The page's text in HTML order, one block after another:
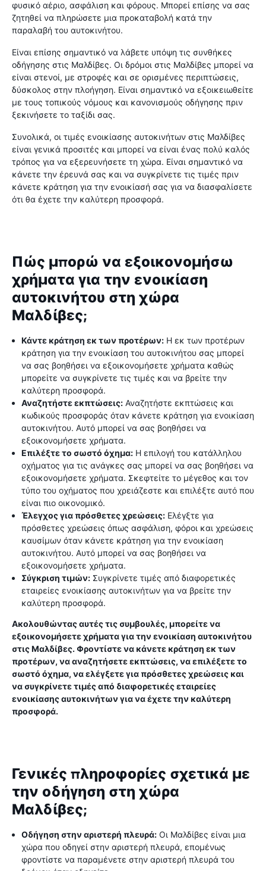
φυσικό αέριο, ασφάλιση και φόρους. Μπορεί επίσης να σας
ζητηθεί να πληρώσετε μια προκαταβολή κατά την
παραλαβή του αυτοκινήτου.
Είναι επίσης σημαντικό να λάβετε υπόψη τις συνθήκες
οδήγησης στις Μαλδίβες. Οι δρόμοι στις Μαλδίβες μπορεί να
είναι στενοί, με στροφές και σε ορισμένες περιπτώσεις,
δύσκολος στην πλοήγηση. Είναι σημαντικό να εξοικειωθείτε
με τους τοπικούς νόμους και κανονισμούς οδήγησης πριν
ξεκινήσετε το ταξίδι σας.
Συνολικά, οι τιμές ενοικίασης αυτοκινήτων στις Μαλδίβες
είναι γενικά προσιτές και μπορεί να είναι ένας πολύ καλός
τρόπος για να εξερευνήσετε τη χώρα. Είναι σημαντικό να
κάνετε την έρευνά σας και να συγκρίνετε τις τιμές πριν
κάνετε κράτηση για την ενοικίασή σας για να διασφαλίσετε
ότι θα έχετε την καλύτερη προσφορά.
Πώς μπορώ να εξοικονομήσω
χρήματα για την ενοικίαση
αυτοκινήτου στη χώρα
Μαλδίβες;
Κάντε κράτηση εκ των προτέρων: Η εκ των προτέρων
κράτηση για την ενοικίαση του αυτοκινήτου σας μπορεί
να σας βοηθήσει να εξοικονομήσετε χρήματα καθώς
μπορείτε να συγκρίνετε τις τιμές και να βρείτε την
καλύτερη προσφορά.
Αναζητήστε εκπτώσεις: Αναζητήστε εκπτώσεις και
κωδικούς προσφοράς όταν κάνετε κράτηση για ενοικίαση
αυτοκινήτου. Αυτό μπορεί να σας βοηθήσει να
εξοικονομήσετε χρήματα.
Επιλέξτε το σωστό όχημα: Η επιλογή του κατάλληλου
οχήματος για τις ανάγκες σας μπορεί να σας βοηθήσει να
εξοικονομήσετε χρήματα. Σκεφτείτε το μέγεθος και τον
τύπο του οχήματος που χρειάζεστε και επιλέξτε αυτό που
είναι πιο οικονομικό.
Έλεγχος για πρόσθετες χρεώσεις: Ελέγξτε για
πρόσθετες χρεώσεις όπως ασφάλιση, φόροι και χρεώσεις
καυσίμων όταν κάνετε κράτηση για την ενοικίαση
αυτοκινήτου. Αυτό μπορεί να σας βοηθήσει να
εξοικονομήσετε χρήματα.
Σύγκριση τιμών: Συγκρίνετε τιμές από διαφορετικές
εταιρείες ενοικίασης αυτοκινήτων για να βρείτε την
καλύτερη προσφορά.
Ακολουθώντας αυτές τις συμβουλές, μπορείτε να
εξοικονομήσετε χρήματα για την ενοικίαση αυτοκινήτου
στις Μαλδίβες. Φροντίστε να κάνετε κράτηση εκ των
προτέρων, να αναζητήσετε εκπτώσεις, να επιλέξετε το
σωστό όχημα, να ελέγξετε για πρόσθετες χρεώσεις και
να συγκρίνετε τιμές από διαφορετικές εταιρείες
ενοικίασης αυτοκινήτων για να έχετε την καλύτερη
προσφορά.
Γενικές πληροφορίες σχετικά με
την οδήγηση στη χώρα
Μαλδίβες;
Οδήγηση στην αριστερή πλευρά: Οι Μαλδίβες είναι μια
χώρα που οδηγεί στην αριστερή πλευρά, επομένως
φροντίστε να παραμένετε στην αριστερή πλευρά του